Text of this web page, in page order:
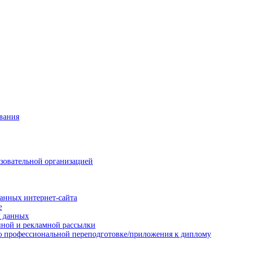
организацией
интернет-сайта
данных
и рекламной рассылки
переподготовке/приложения к диплому